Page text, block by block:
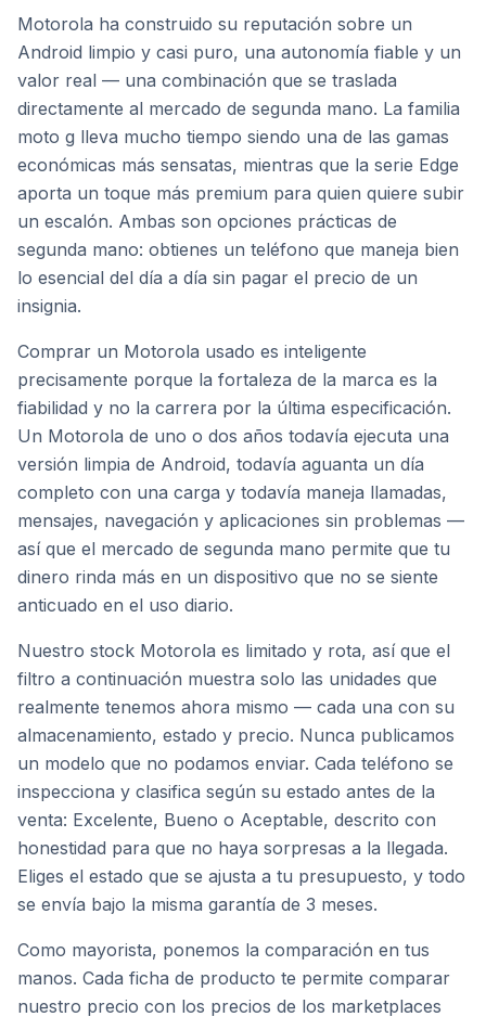
Motorola ha construido su reputación sobre un
Android limpio y casi puro, una autonomía fiable y un
valor real — una combinación que se traslada
directamente al mercado de segunda mano. La familia
moto g lleva mucho tiempo siendo una de las gamas
económicas más sensatas, mientras que la serie Edge
aporta un toque más premium para quien quiere subir
un escalón. Ambas son opciones prácticas de
segunda mano: obtienes un teléfono que maneja bien
lo esencial del día a día sin pagar el precio de un
insignia.
Comprar un Motorola usado es inteligente
precisamente porque la fortaleza de la marca es la
fiabilidad y no la carrera por la última especificación.
Un Motorola de uno o dos años todavía ejecuta una
versión limpia de Android, todavía aguanta un día
completo con una carga y todavía maneja llamadas,
mensajes, navegación y aplicaciones sin problemas —
así que el mercado de segunda mano permite que tu
dinero rinda más en un dispositivo que no se siente
anticuado en el uso diario.
Nuestro stock Motorola es limitado y rota, así que el
filtro a continuación muestra solo las unidades que
realmente tenemos ahora mismo — cada una con su
almacenamiento, estado y precio. Nunca publicamos
un modelo que no podamos enviar. Cada teléfono se
inspecciona y clasifica según su estado antes de la
venta: Excelente, Bueno o Aceptable, descrito con
honestidad para que no haya sorpresas a la llegada.
Eliges el estado que se ajusta a tu presupuesto, y todo
se envía bajo la misma garantía de 3 meses.
Como mayorista, ponemos la comparación en tus
manos. Cada ficha de producto te permite comparar
nuestro precio con los precios de los marketplaces